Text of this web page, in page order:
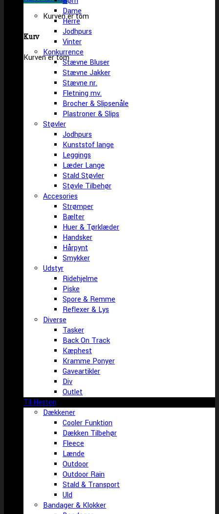
Kurven er tom
Kurv
Kurven er tom
Dame
Herre
Jodhpurs
Vinter
Konkurrence
Stævne Bluser
Stævne Jakker
Stævne nr.
Fletning mv.
Brocher & Slipsenåle
Plastroner & Slips
Støvler
Jodhpurs
Kunststof lange
Leggings
Læder Lange
Stald Støvler
Støvle Tilbehør
Accesories
Strømper
Bælter
Huer & Tørklæder
Handsker
Hårpynt
Smykker
Udstyr
Ridehjelme
Piske
Spore & Remme
Reflexer & Lys
Diverse
Tasker
Back On Track
Kæphest
Kramme Ponyer
Gaveartikler
Div
Outlet
Til Hesten
Dækkener
Cooler Funktion
Dækken Tilbehør
Fleece
Lænde
Outdoor
Outdoor Rain
Stald & Transport
Uld
Bandager & Klokker